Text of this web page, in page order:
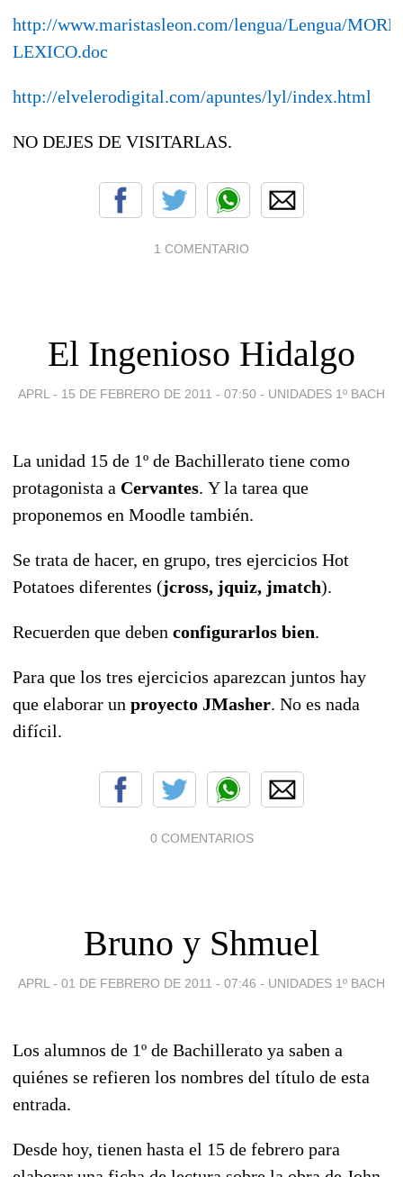
http://www.maristasleon.com/lengua/Lengua/
LEXICO.doc
http://elvelerodigital.com/apuntes/lyl/index.html
NO DEJES DE VISITARLAS.
1 COMENTARIO
El Ingenioso Hidalgo
APRL - 15 DE FEBRERO DE 2011 - 07:50 - UNIDADES 1º BACH
La unidad 15 de 1º de Bachillerato tiene como
protagonista a Cervantes. Y la tarea que
proponemos en Moodle también.
Se trata de hacer, en grupo, tres ejercicios Hot
Potatoes diferentes (jcross, jquiz, jmatch).
Recuerden que deben configurarlos bien.
Para que los tres ejercicios aparezcan juntos hay
que elaborar un proyecto JMasher. No es nada
difícil.
0 COMENTARIOS
Bruno y Shmuel
APRL - 01 DE FEBRERO DE 2011 - 07:46 - UNIDADES 1º BACH
Los alumnos de 1º de Bachillerato ya saben a
quiénes se refieren los nombres del título de esta
entrada.
Desde hoy, tienen hasta el 15 de febrero para